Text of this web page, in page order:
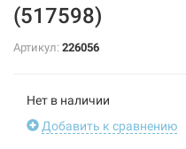
(517598)
Артикул: 226056
Нет в наличии
Добавить к сравнению